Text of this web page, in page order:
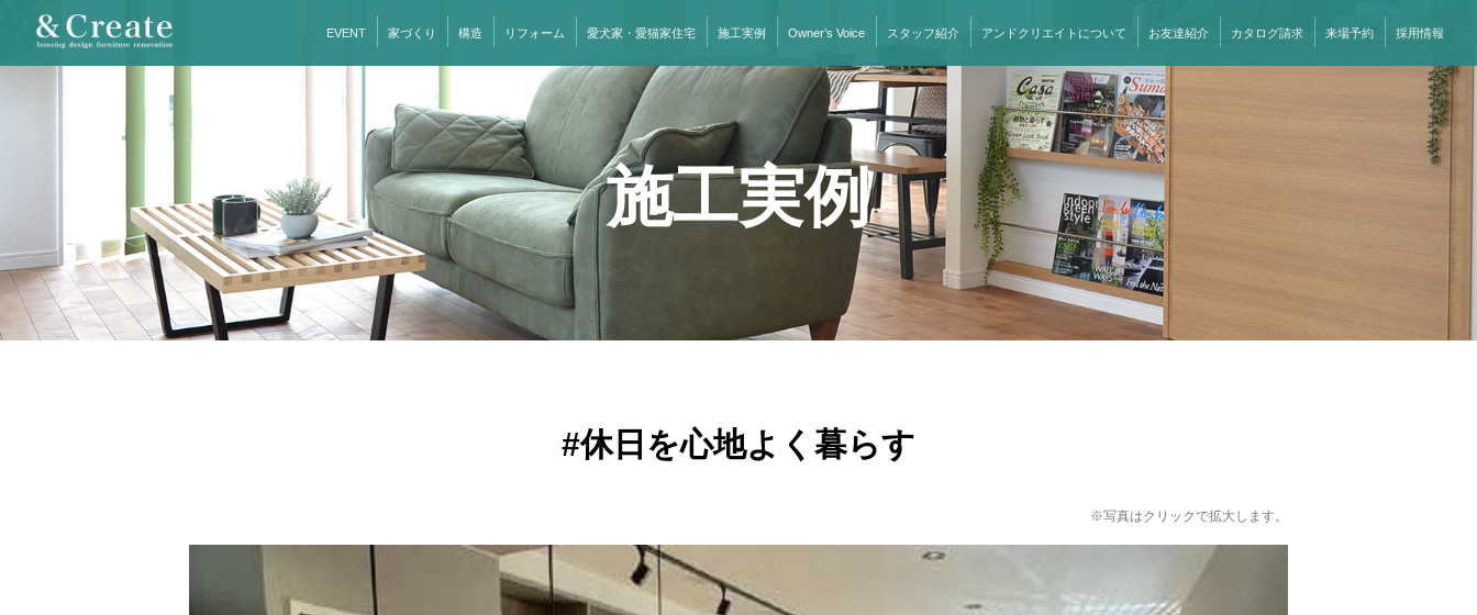
EVENT 家づくり 構造 リフォーム 愛犬家・愛猫家住宅 施工実例 Owner’s Voice スタッフ紹介 アンドクリエイトについて お友達紹介 カタログ請求 来場予約 採用情報
施工実例
#休日を心地よく暮らす
※写真はクリックで拡大します。